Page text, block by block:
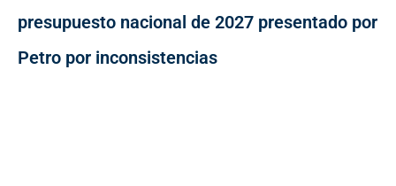
presupuesto nacional de 2027 presentado por
Petro por inconsistencias